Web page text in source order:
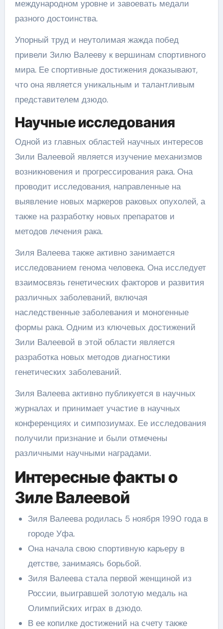
международном уровне и завоевать медали
разного достоинства.
Упорный труд и неутолимая жажда побед
привели Зилю Валееву к вершинам спортивного
мира. Ее спортивные достижения доказывают,
что она является уникальным и талантливым
представителем дзюдо.
Научные исследования
Одной из главных областей научных интересов
Зили Валеевой является изучение механизмов
возникновения и прогрессирования рака. Она
проводит исследования, направленные на
выявление новых маркеров раковых опухолей, а
также на разработку новых препаратов и
методов лечения рака.
Зиля Валеева также активно занимается
исследованием генома человека. Она исследует
взаимосвязь генетических факторов и развития
различных заболеваний, включая
наследственные заболевания и моногенные
формы рака. Одним из ключевых достижений
Зили Валеевой в этой области является
разработка новых методов диагностики
генетических заболеваний.
Зиля Валеева активно публикуется в научных
журналах и принимает участие в научных
конференциях и симпозиумах. Ее исследования
получили признание и были отмечены
различными научными наградами.
Интересные факты о
Зиле Валеевой
Зиля Валеева родилась 5 ноября 1990 года в
городе Уфа.
Она начала свою спортивную карьеру в
детстве, занимаясь борьбой.
Зиля Валеева стала первой женщиной из
России, выигравшей золотую медаль на
Олимпийских играх в дзюдо.
В ее копилке достижений на счету также